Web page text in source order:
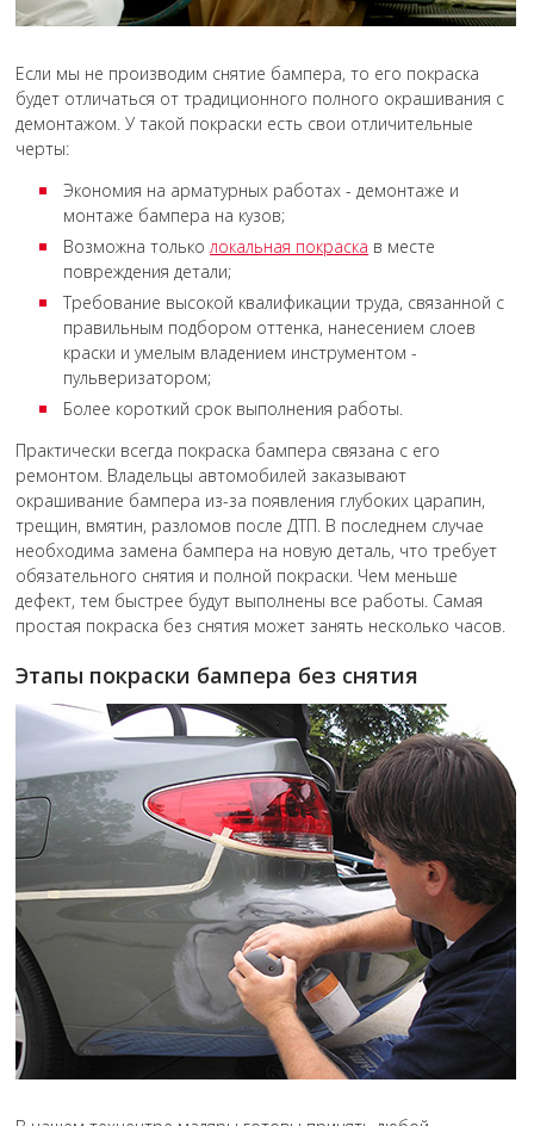
Если мы не производим снятие бампера, то его покраска
будет отличаться от традиционного полного окрашивания c
демонтажом. У такой покраски есть свои отличительные
черты:
Экономия на арматурных работах - демонтаже и
монтаже бампера на кузов;
Возможна тольколокальная покраска в месте
повреждения детали;
Требование высокой квалификации труда, связанной с
правильным подбором оттенка, нанесением слоев
краски и умелым владением инструментом -
пульверизатором;
Более короткий срок выполнения работы.
Практически всегда покраска бампера связана с его
ремонтом. Владельцы автомобилей заказывают
окрашивание бампера из-за появления глубоких царапин,
трещин, вмятин, разломов после ДТП. В последнем случае
необходима замена бампера на новую деталь, что требует
обязательного снятия и полной покраски. Чем меньше
дефект, тем быстрее будут выполнены все работы. Самая
простая покраска без снятия может занять несколько часов.
Этапы покраски бампера без снятия